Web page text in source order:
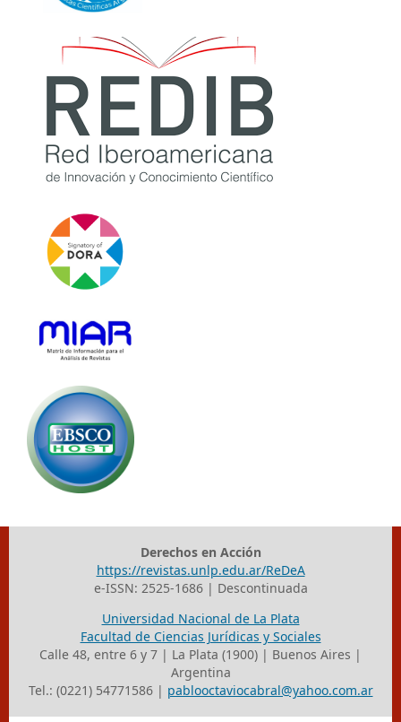
Derechos en Acción
https://revistas.unlp.edu.ar/ReDeA
e-ISSN: 2525-1686 | Descontinuada
Universidad Nacional de La Plata
Facultad de Ciencias Jurídicas y Sociales
Calle 48, entre 6 y 7 | La Plata (1900) | Buenos Aires |
Argentina
Tel.: (0221) 54771586 | pablooctaviocabral@yahoo.com.ar